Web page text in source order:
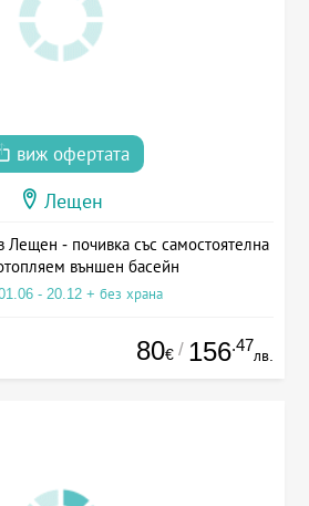
виж офертата
Лещен
Лещен - почивка със самостоятелна
външен басейн
- 20.12 + без храна
80€ / 156.47
лв.